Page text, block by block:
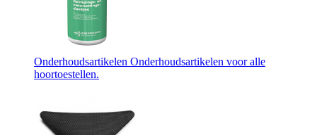
Onderhoudsartikelen Onderhoudsartikelen voor alle
hoortoestellen.